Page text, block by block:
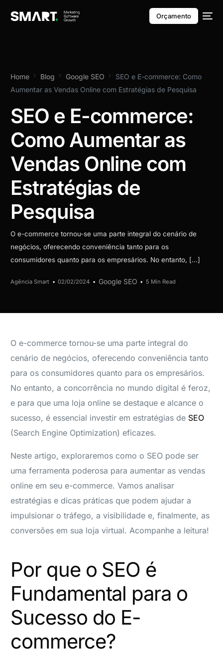
Orçamento
Home Blog Google SEO
SEO e E-commerce: Como
Aumentar as Vendas Online com Estratégias de Pesquisa
SEO e E-commerce:
Como Aumentar as
Vendas Online com
Estratégias de
Pesquisa
O e-commerce tornou-se uma parte integral do cenário de
negócios, oferecendo conveniência tanto para os
consumidores quanto para os empresários. No entanto, […]
Agência Smart 02/02/2024 Google SEO 5 Min Read
O e-commerce tornou-se uma parte integral do
cenário de negócios, oferecendo conveniência tanto
para os consumidores quanto para os empresários.
No entanto, a concorrência no mundo digital é feroz,
e para que uma loja online se destaque e alcance o
sucesso, é essencial investir em estratégias de SEO
(Search Engine Optimization) eficazes.
Neste artigo, exploraremos como o SEO pode ser
uma ferramenta poderosa para aumentar as vendas
online em seu e-commerce. Vamos analisar
estratégias e dicas práticas que podem ajudar a
impulsionar o tráfego, a visibilidade e, finalmente, as
conversões em sua loja virtual. Acompanhe a leitura!
Por que o SEO é
Fundamental para o
Sucesso do E-
commerce?